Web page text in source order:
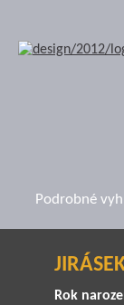
Podrobné
Rok